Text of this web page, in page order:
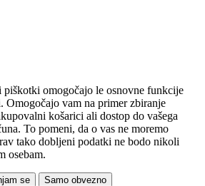
piškotki omogočajo le osnovne funkcije
Omogočajo vam na primer zbiranje
košarici ali dostop do vašega
To pomeni, da o vas ne moremo
tako dobljeni podatki ne bodo nikoli
osebam.
se Samo obvezno